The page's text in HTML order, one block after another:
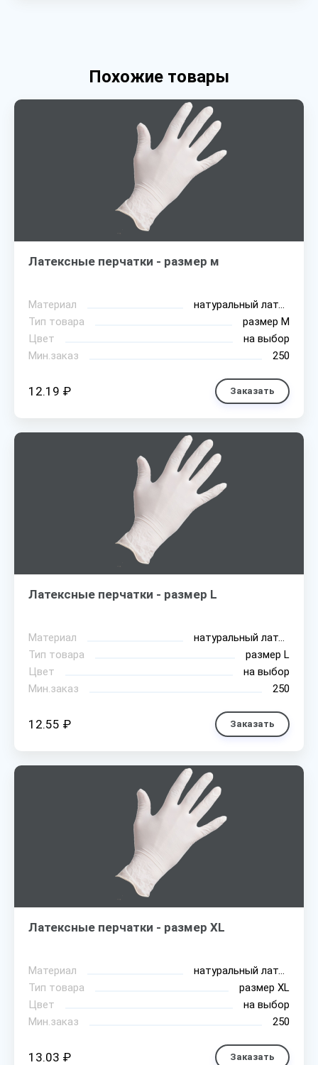
Похожие товары
Латексные перчатки - размер м
Материал
натуральный латекс
Тип товара
размер М
Цвет
на выбор
Мин.заказ
250
12.19 ₽ Заказать
Латексные перчатки - размер L
Материал
натуральный латекс
Тип товара
размер L
Цвет
на выбор
Мин.заказ
250
12.55 ₽ Заказать
Латексные перчатки - размер XL
Материал
натуральный латекс
Тип товара
размер XL
Цвет
на выбор
Мин.заказ
250
13.03 ₽ Заказать